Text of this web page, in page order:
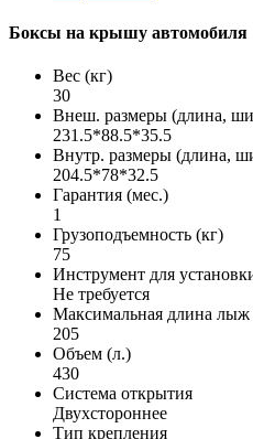
Боксы на крышу автомобиля
Вес (кг)
30
Внеш. размеры (длина,
231.5*88.5*35.5
Внутр. размеры (длина,
204.5*78*32.5
Гарантия (мес.)
1
Грузоподъемность (кг)
75
Инструмент для
Не требуется
Максимальная длина лыж
205
Объем (л.)
430
Система открытия
Двухстороннее
Тип крепления